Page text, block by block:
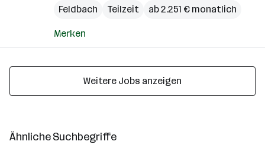
Feldbach
Teilzeit ab 2.251 € monatlich
Merken
Weitere Jobs anzeigen
Ähnliche Suchbegriffe